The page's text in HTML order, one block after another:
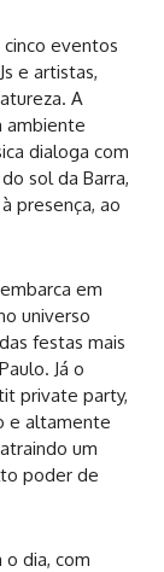
eventos
e artistas,
A
ambiente
dialoga com
sol da Barra,
presença, ao
em
universo
festas mais
Já o
private party,
e altamente
um
poder de
dia, com